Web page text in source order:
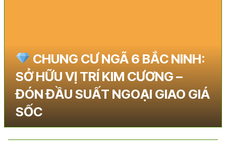
CHUNG CƯ NGÃ 6 BẮC NINH:
SỞ HỮU VỊ TRÍ KIM CƯƠNG –
ĐÓN ĐẦU SUẤT NGOẠI GIAO GIÁ
SỐC